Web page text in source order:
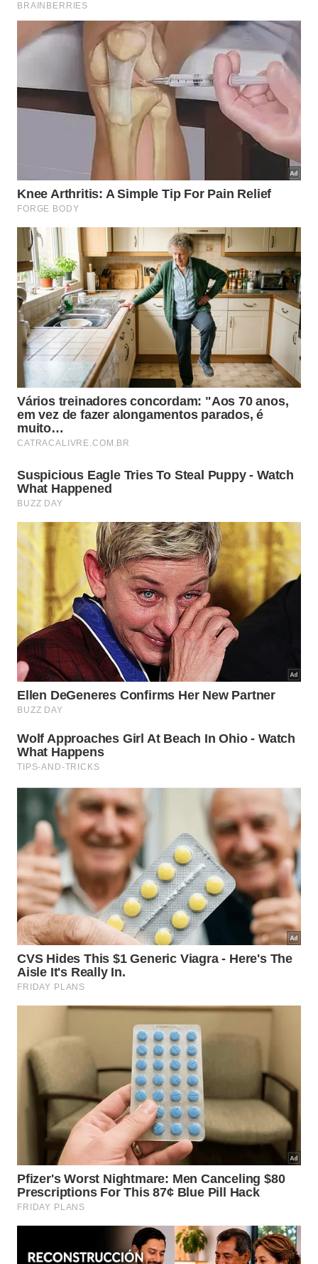
desta era.
Abaixo estão destacados os benefícios gerados por
essa nova abordagem analítica:
Estudo das aflições cotidianas sob um viés
humanitário.
Identificação correta dos fatores geradores de
estresse social.
Estímulo ao desenvolvimento integral da
autonomia da mente.
O que diferencia o caráter do nosso
temperamento?
A diferenciação teórica bem estruturada pela
caracterologia serve para iluminar nossos
processos adaptativosdiários frente à coletividade.
Enquanto certas reações biológicas parecem
imutáveis, o padrão comportamental pode ser
ativamente modificado através de um profundo
processo consciente de autoconhecimento bastante
prático.
O pensamento humanista de Erich Fromm ajuda a
compreender como as pressões sociais moldam a nossa
mente e nos paralisam diante da busca pela autonomia
individual. – Imagem gerada por IA
Essa importante divisão nos afasta de
determinismos vazios e abre caminhos sólidos para
atransformação pessoallegítima. Conseguimos
moldar atitudes diárias de forma independente,
assumindo a responsabilidade direta pelas nossas
escolhas sem buscar culpados externos pelos
fracassos temporários da jornada.
interna destacamos os pontos seguintes:
Compreensão clara das forças motivacionais
inconscientes.
Capacidade real de adaptação às demandas
sociais vigentes.
Superação definitiva de antigos hábitos nocivos
herdados.
Como começar a bancar as próprias
decisões diárias?
Romper o ciclo doconformismo socialexige uma
tomada de consciência firme sobre o nosso papel
no mundo. O primeiro passo envolve silenciar as
cobranças externas, passando a validar os anseios
individuais mais genuínos com dedicação constante
e coragem renovada.
Desenvolver uma postura autônoma nos liberta das
amarras emocionais que causam adoecimento
psicológico generalizado. Essa jornada de
autoconhecimento permite alcançar uma vivência
plena, focada essencialmente no resgate da
felicidade verdadeira
humana continuamente nesta vida adulta complexa.